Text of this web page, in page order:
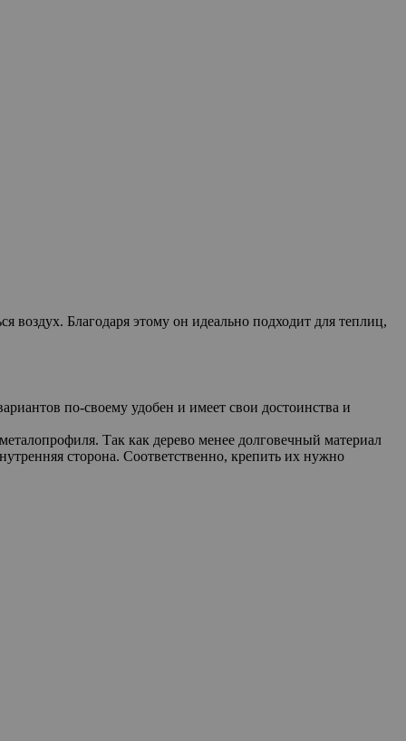
воздух. Благодаря этому он идеально подходит для теплиц,
по-своему удобен и имеет свои достоинства и
Так как дерево менее долговечный материал
сторона. Соответственно, крепить их нужно